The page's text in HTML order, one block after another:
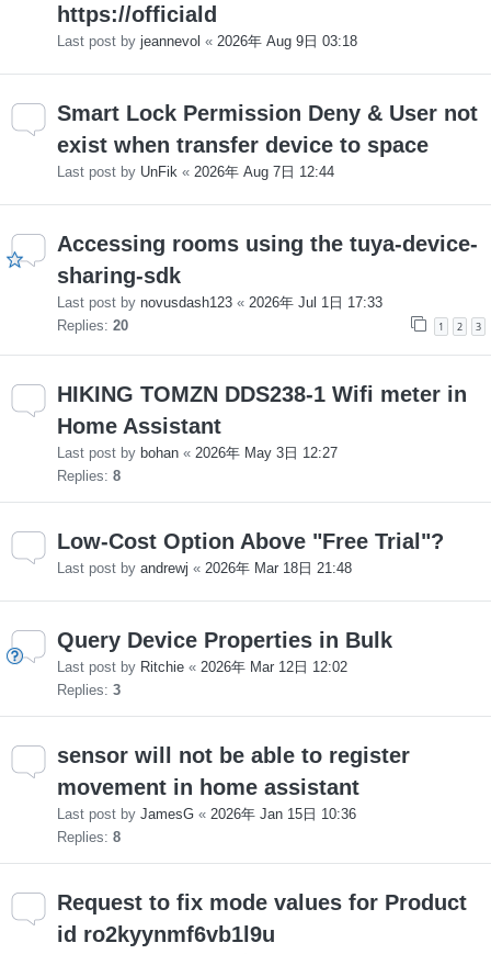
https://officiald
Last post by jeannevol « 2026年 Aug 9日 03:18
Smart Lock Permission Deny & User not
exist when transfer device to space
Last post by UnFik « 2026年 Aug 7日 12:44
Accessing rooms using the tuya-device-
sharing-sdk
Last post by novusdash123 « 2026年 Jul 1日 17:33
Replies: 20 1 2 3
HIKING TOMZN DDS238-1 Wifi meter in
Home Assistant
Last post by bohan « 2026年 May 3日 12:27
Replies: 8
Low-Cost Option Above "Free Trial"?
Last post by andrewj « 2026年 Mar 18日 21:48
Query Device Properties in Bulk
Last post by Ritchie « 2026年 Mar 12日 12:02
Replies: 3
sensor will not be able to register
movement in home assistant
Last post by JamesG « 2026年 Jan 15日 10:36
Replies: 8
Request to fix mode values for Product
id ro2kyynmf6vb1l9u